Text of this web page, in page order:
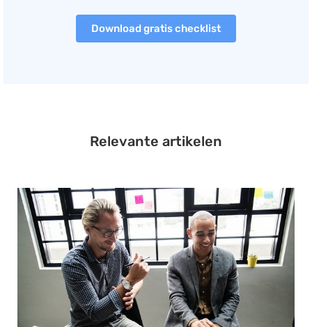
Download gratis checklist
Relevante artikelen